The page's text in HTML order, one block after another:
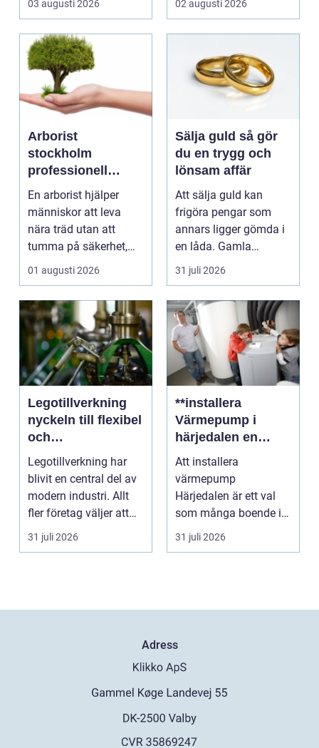
03 augusti 2026 02 augusti 2026
Arborist
stockholm
professionell
trädvård för säkra
och vackra träd
En arborist hjälper
människor att leva
nära träd utan att
tumma på säkerhet,
trivsel eller hållbarhe...
01 augusti 2026
Sälja guld så gör
du en trygg och
lönsam affär
Att sälja guld kan
frigöra pengar som
annars ligger gömda i
en låda. Gamla
smycken, ärvda
föremål el...
31 juli 2026
Legotillverkning
nyckeln till flexibel
och
kostnadseffektiv
produktion
Legotillverkning har
blivit en central del av
modern industri. Allt
fler företag väljer att
lägga ut...
31 juli 2026
**installera
Värmepump i
härjedalen en
hållbar
framtidslösning**
Att installera
värmepump
Härjedalen är ett val
som många boende i
denna vackra del av
Sverige gör fö...
31 juli 2026
Adress